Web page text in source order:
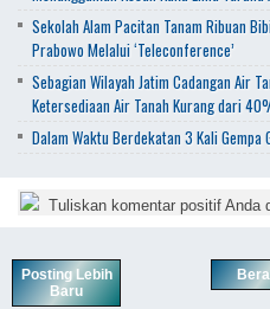
Sekolah Alam Pacitan Tanam Ribuan
Prabowo Melalui ‘Teleconference’
Sebagian Wilayah Jatim Cadangan Air
Ketersediaan Air Tanah Kurang dari
Dalam Waktu Berdekatan 3 Kali
Tuliskan komentar positif Anda
Posting Lebih
Baru